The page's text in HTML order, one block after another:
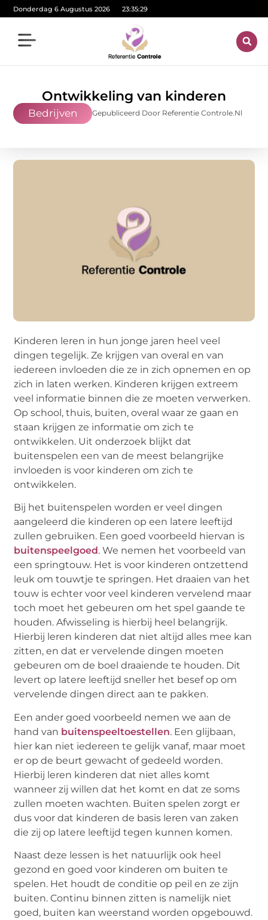
Donderdag 6 Augustus 2026 23:35:30
Ontwikkeling van kinderen
Bedrijven Gepubliceerd Door Referentie Controle.nl
Kinderen leren in hun jonge jaren heel veel
dingen tegelijk. Ze krijgen van overal en van
iedereen invloeden die ze in zich opnemen en op
zich in laten werken. Kinderen krijgen extreem
veel informatie binnen die ze moeten verwerken.
Op school, thuis, buiten, overal waar ze gaan en
staan krijgen ze informatie om zich te
ontwikkelen. Uit onderzoek blijkt dat
buitenspelen een van de meest belangrijke
invloeden is voor kinderen om zich te
ontwikkelen.
Bij het buitenspelen worden er veel dingen
aangeleerd die kinderen op een latere leeftijd
zullen gebruiken. Een goed voorbeeld hiervan is
buitenspeelgoed. We nemen het voorbeeld van
een springtouw. Het is voor kinderen ontzettend
leuk om touwtje te springen. Het draaien van het
touw is echter voor veel kinderen vervelend maar
toch moet het gebeuren om het spel gaande te
houden. Afwisseling is hierbij heel belangrijk.
Hierbij leren kinderen dat niet altijd alles mee kan
zitten, en dat er vervelende dingen moeten
gebeuren om de boel draaiende te houden. Dit
levert op latere leeftijd sneller het besef op om
vervelende dingen direct aan te pakken.
Een ander goed voorbeeld nemen we aan de
hand van buitenspeeltoestellen. Een glijbaan,
hier kan niet iedereen te gelijk vanaf, maar moet
er op de beurt gewacht of gedeeld worden.
Hierbij leren kinderen dat niet alles komt
wanneer zij willen dat het komt en dat ze soms
zullen moeten wachten. Buiten spelen zorgt er
dus voor dat kinderen de basis leren van zaken
die zij op latere leeftijd tegen kunnen komen.
Naast deze lessen is het natuurlijk ook heel
gezond en goed voor kinderen om buiten te
spelen. Het houdt de conditie op peil en ze zijn
buiten. Continu binnen zitten is namelijk niet
goed, buiten kan weerstand worden opgebouwd.